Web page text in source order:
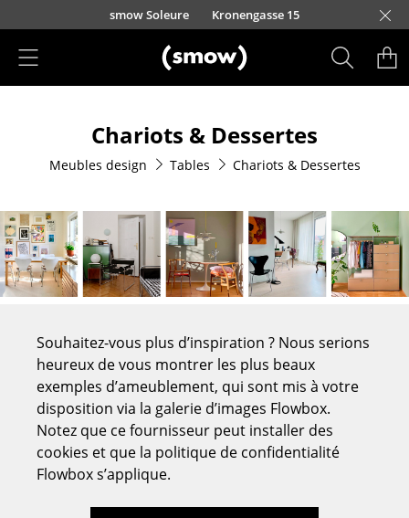
Accéder directement au contenu
smow Soleure Kronengasse 15
Chaises de cuisine & salle à manger
Canapés
Fauteuils
Fauteuils lounge
Chaises cantilever
Chaises et Tabourets de bar
Tabourets
Bancs & Chaises longues
Poufs poires
Chariots & Dessertes
Meubles design Tables Chariots & Dessertes
Souhaitez-vous plus d’inspiration ? Nous serions
heureux de vous montrer les plus beaux
exemples d’ameublement, qui sont mis à votre
disposition via la galerie d’images Flowbox.
Notez que ce fournisseur peut installer des
cookies et que la politique de confidentialité
Flowbox s’applique.